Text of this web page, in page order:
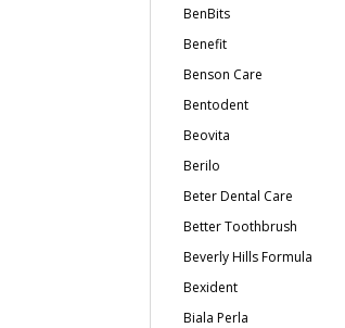
BenBits
Benefit
Benson Care
Bentodent
Beovita
Berilo
Beter Dental Care
Better Toothbrush
Beverly Hills Formula
Bexident
Biala Perla